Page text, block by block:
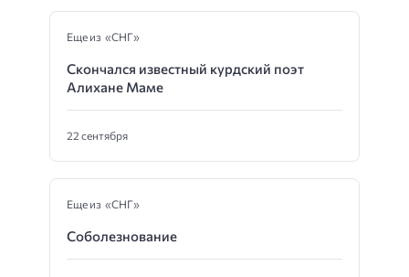
Еще из «СНГ»
Скончался известный курдский поэт
Алихане Маме
22 сентября
Еще из «СНГ»
Соболезнование